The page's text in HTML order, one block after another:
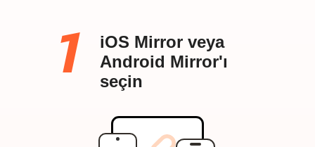
iOS Mirror veya
Android Mirror'ı
seçin